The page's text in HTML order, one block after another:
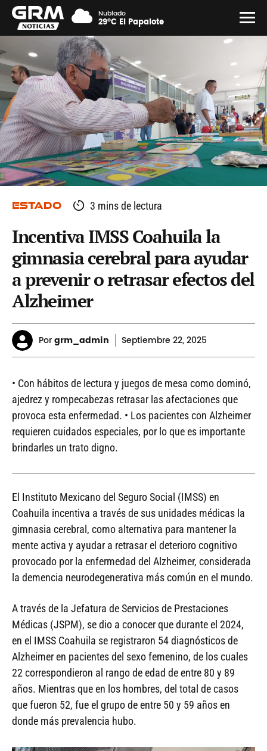
Nublado
29°C El Papalote
ESTADO 3 mins de lectura
Incentiva IMSS Coahuila la
gimnasia cerebral para ayudar
a prevenir o retrasar efectos del
Alzheimer
Porgrm_admin Septiembre 22, 2025
• Con hábitos de lectura y juegos de mesa como dominó,
ajedrez y rompecabezas retrasar las afectaciones que
provoca esta enfermedad. • Los pacientes con Alzheimer
requieren cuidados especiales, por lo que es importante
brindarles un trato digno.
El Instituto Mexicano del Seguro Social (IMSS) en
Coahuila incentiva a través de sus unidades médicas la
gimnasia cerebral, como alternativa para mantener la
mente activa y ayudar a retrasar el deterioro cognitivo
provocado por la enfermedad del Alzheimer, considerada
la demencia neurodegenerativa más común en el mundo.
A través de la Jefatura de Servicios de Prestaciones
Médicas (JSPM), se dio a conocer que durante el 2024,
en el IMSS Coahuila se registraron 54 diagnósticos de
Alzheimer en pacientes del sexo femenino, de los cuales
22 correspondieron al rango de edad de entre 80 y 89
años. Mientras que en los hombres, del total de casos
que fueron 52, fue el grupo de entre 50 y 59 años en
donde más prevalencia hubo.